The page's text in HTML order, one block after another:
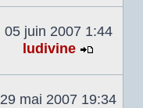
le
dernier
05 juin 2007 1:44
ludivine
le
dernier
29 mai 2007 19:34